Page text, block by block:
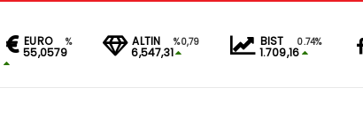
EURO %
55,0579
ALTIN %0,79
6,547,31
BIST 0.74%
1.709,16